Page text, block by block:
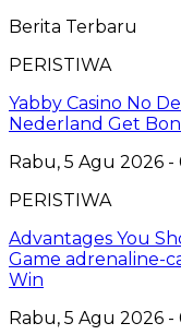
Berita Terbaru
PERISTIWA
Yabby Casino No
Nederland Get
Rabu, 5 Agu 2026 -
PERISTIWA
Advantages You
Game adrenaline-
Win
Rabu, 5 Agu 2026 -